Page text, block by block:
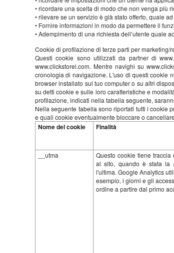
• ricordare una scelta di modo che non venga più
• rilevare se un servizio è già stato offerto, quale
• Fornire informazioni in modo da permettere il
• Adempimento di una richiesta dell’utente quale
Cookie di profilazione di terze parti per marketing/
Questi cookie sono utilizzati da partner di
www.clickstorei.com. Mentre navighi su
cronologia di navigazione. L'uso di questi cookie
browser installato sul tuo computer o su altri
su detti cookie e sulle loro caratteristiche e
profilazione, indicati nella tabella seguente,
Nella seguente tabella sono riportati tutti i cookie
e quali cookie eventualmente bloccare o
Nome del cookie Finalità
__utma
Questo cookie tiene
al sito, quando è stata la
l'ultima. Google Analytics
esempio, i giorni e gli
ordine a partire dal primo